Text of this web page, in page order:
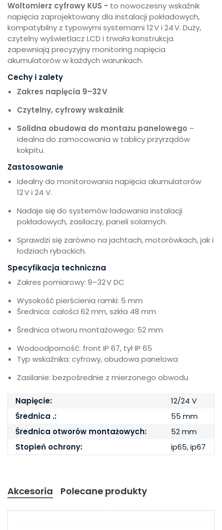
Woltomierz cyfrowy KUS - to nowoczesny wskaźnik
napięcia zaprojektowany dla instalacji pokładowych,
kompatybilny z typowymi systemami 12 V i 24 V. Duży,
czytelny wyświetlacz LCD i trwała konstrukcja
zapewniają precyzyjny monitoring napięcia
akumulatorów w każdych warunkach.
Cechy i zalety
Zakres napięcia 9–32 V
Czytelny, cyfrowy wskaźnik
Solidna obudowa do montażu panelowego –
idealna do zamocowania w tablicy przyrządów
kokpitu.
Zastosowanie
Idealny do monitorowania napięcia akumulatorów
12 V i 24 V.
Nadaje się do systemów ładowania instalacji
pokładowych, zasilaczy, paneli solarnych.
Sprawdzi się zarówno na jachtach, motorówkach, jak i
łodziach rybackich.
Specyfikacja techniczna
Zakres pomiarowy: 9–32 V DC
Wysokość pierścienia ramki: 5 mm
Średnica: całości 62 mm, szkła 48 mm
Średnica otworu montażowego: 52 mm
Wodoodporność: front IP 67, tył IP 65
Typ wskaźnika: cyfrowy, obudowa panelowa
Zasilanie: bezpośrednie z mierzonego obwodu
Napięcie:
12/24 V
Średnica .:
55 mm
Średnica otworów montażowych:
52 mm
Stopień ochrony:
ip65, ip67
Akcesoria Polecane produkty